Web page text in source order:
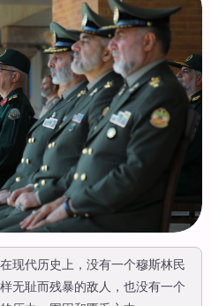
现代历史上，没有一个穆斯林民
无耻而残暴的敌人，也没有一个